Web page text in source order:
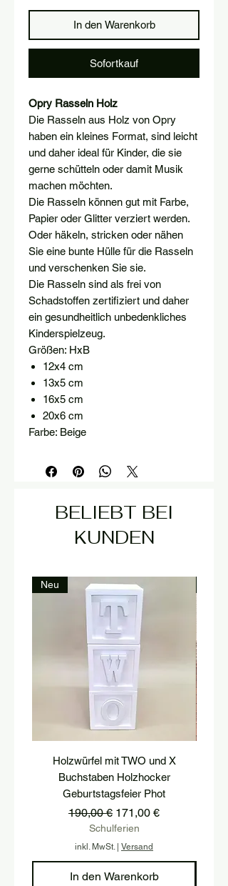
In den Warenkorb
Sofortkauf
Opry Rasseln Holz
Die Rasseln aus Holz von Opry
haben ein kleines Format, sind leicht
und daher ideal für Kinder, die sie
gerne schütteln oder damit Musik
machen möchten.
Die Rasseln können gut mit Farbe,
Papier oder Glitter verziert werden.
Oder häkeln, stricken oder nähen
Sie eine bunte Hülle für die Rasseln
und verschenken Sie sie.
Die Rasseln sind als frei von
Schadstoffen zertifiziert und daher
ein gesundheitlich unbedenkliches
Kinderspielzeug.
Größen: HxB
12x4 cm
13x5 cm
16x5 cm
20x6 cm
Farbe: Beige
BELIEBT BEI
KUNDEN
Neu
Holzwürfel mit TWO und X
Buchstaben Holzhocker
Geburtstagsfeier Phot
Standardpreis
190,00 € Sale-Preis
171,00 €
Schulferien
inkl. MwSt. | Versand
In den Warenkorb